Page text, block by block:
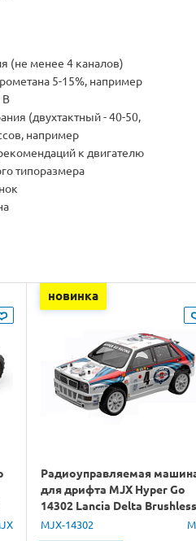
(не менее 4 каналов)
5-15%, например
В
(двухтактный - 40-50,
например
к двигателю
типоразмера
новинка
Радиоуправляемая
для дрифта MJX Hyper Go
14302 Lancia Delta Brushless
4WD 2.4G LED 1/14 RTR
MJX-14302